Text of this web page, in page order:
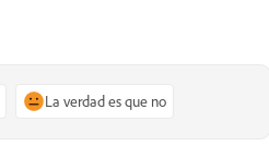
La verdad es que no